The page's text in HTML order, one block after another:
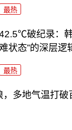
最热
破纪录：
难状态”的深层逻
最热
多地气温打破